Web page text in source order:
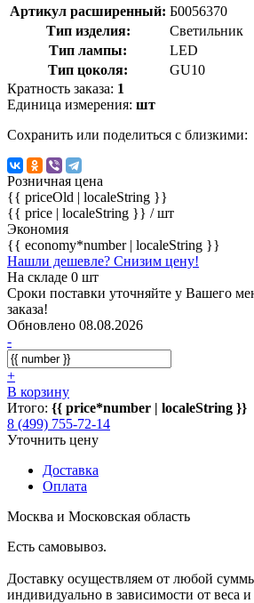
Артикул расширенный: Б0056370
Тип изделия:
Светильник
Тип лампы:
LED
Тип цоколя:
GU10
Кратность заказа: 1
Единица измерения: шт
Сохранить или поделиться с близкими:
Розничная цена
{{ priceOld | localeString }}
{{ price | localeString }} / шт
Экономия
{{ economy*number | localeString }}
Нашли дешевле? Снизим цену!
На складе 0 шт
Сроки поставки уточняйте у Вашего
заказа!
Обновлено 08.08.2026
-
+
В корзину
Итого: {{ price*number | localeString }}
8 (499) 755-72-14
Уточнить цену
Доставка
Оплата
Москва и Московская область
Есть самовывоз.
Доставку осуществляем от любой
индивидуально в зависимости от веса